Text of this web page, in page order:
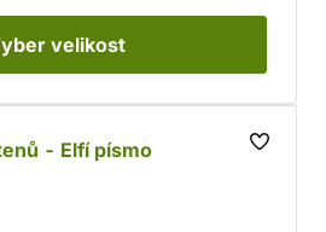
velikost
- Elfí písmo